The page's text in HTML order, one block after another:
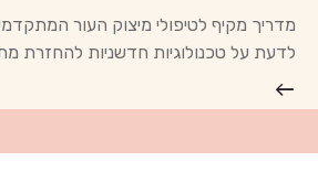
מדריך מקיף לטיפולי מיצוק העור
לדעת על טכנולוגיות חדשניות להחזרת